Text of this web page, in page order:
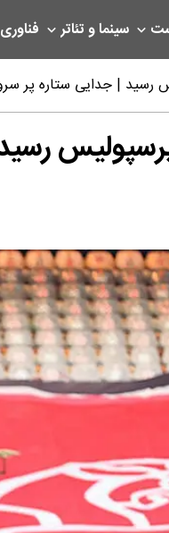
سینما و تئاتر
رسید | جدایی ستاره پر